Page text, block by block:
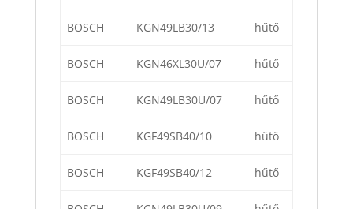
BOSCH KGN49LB30/13 hűtő
BOSCH KGN46XL30U/07 hűtő
BOSCH KGN49LB30U/07 hűtő
BOSCH KGF49SB40/10 hűtő
BOSCH KGF49SB40/12 hűtő